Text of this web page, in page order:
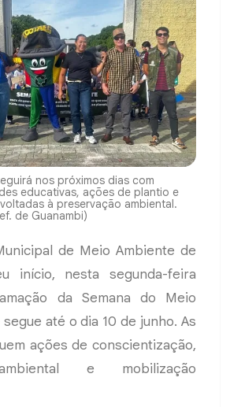
nos próximos dias com
educativas, ações de plantio e
à preservação ambiental.
de Guanambi)
de Meio Ambiente de
início, nesta segunda-feira
da Semana do Meio
até o dia 10 de junho. As
ações de conscientização,
e mobilização